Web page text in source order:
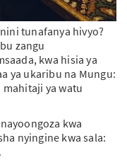
tunafanya hivyo?
zangu
kwa hisia ya
ya ukaribu na Mungu:
mahitaji ya watu
kwa
nyingine kwa sala: